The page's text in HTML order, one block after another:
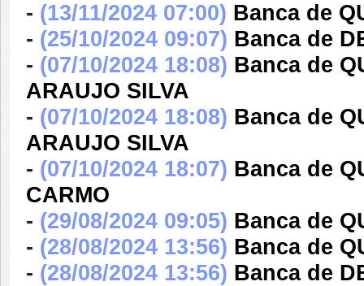
- (13/11/2024 07:00) Banca de
- (25/10/2024 09:07) Banca de
- (07/10/2024 18:08) Banca de
ARAUJO SILVA
- (07/10/2024 18:08) Banca de
ARAUJO SILVA
- (07/10/2024 18:07) Banca de
CARMO
- (29/08/2024 09:05) Banca de
- (28/08/2024 13:56) Banca de
- (28/08/2024 13:56) Banca de